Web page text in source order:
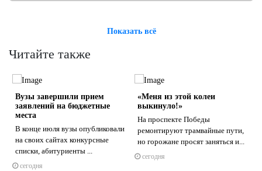
Показать всё
Читайте также
Вузы завершили прием
заявлений на бюджетные
места
В конце июля вузы опубликовали
на своих сайтах конкурсные
списки, абитуриенты ...
сегодня
«Меня из этой колеи
выкинуло!»
На проспекте Победы
ремонтируют трамвайные пути,
но горожане просят заняться и...
сегодня